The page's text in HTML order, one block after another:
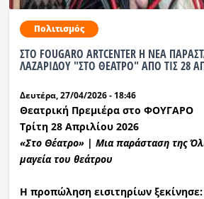
Πολιτισμός
ΣΤΟ FOUGARO ARTCENTER Η ΝΕΑ
ΛΑΖΑΡΙΔΟΥ "ΣΤΟ ΘΕΑΤΡΟ" ΑΠΟ ΤΙΣ 28
Δευτέρα, 27/04/2026 - 18:46
Θεατρική Πρεμιέρα στο ΦΟΥΓΑΡΟ
Τρίτη 28 Απριλίου 2026
«Στο Θέατρο» | Μια παράσταση της
μαγεία του θεάτρου
Η προπώληση εισιτηρίων ξεκίνησε: